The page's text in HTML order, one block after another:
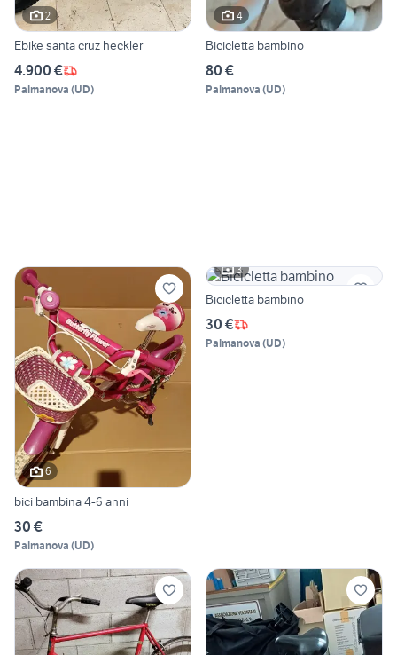
2
Ebike santa cruz heckler
4.900 €
Palmanova (UD)
4
Bicicletta bambino
80 €
Palmanova (UD)
6
bici bambina 4-6 anni
30 €
Palmanova (UD)
3
Bicicletta bambino
30 €
Palmanova (UD)